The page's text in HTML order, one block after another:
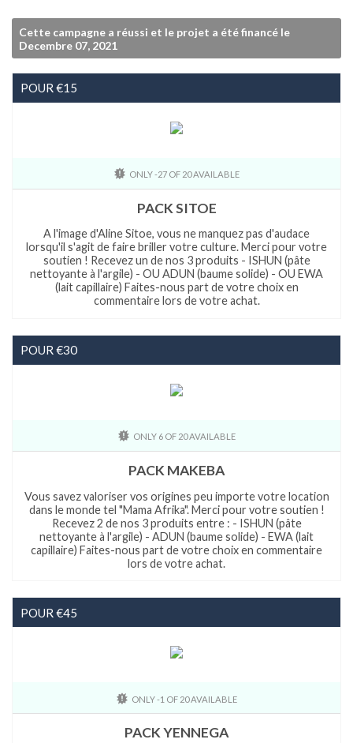
Cette campagne a réussi et le projet a été financé le
Decembre 07, 2021
POUR €15
ONLY -27 OF 20 AVAILABLE
PACK SITOE
A l'image d'Aline Sitoe, vous ne manquez pas d'audace
lorsqu'il s'agit de faire briller votre culture. Merci pour votre
soutien ! Recevez un de nos 3 produits - ISHUN (pâte
nettoyante à l'argile) - OU ADUN (baume solide) - OU EWA
(lait capillaire) Faites-nous part de votre choix en
commentaire lors de votre achat.
POUR €30
ONLY 6 OF 20 AVAILABLE
PACK MAKEBA
Vous savez valoriser vos origines peu importe votre location
dans le monde tel "Mama Afrika". Merci pour votre soutien !
Recevez 2 de nos 3 produits entre : - ISHUN (pâte
nettoyante à l'argile) - ADUN (baume solide) - EWA (lait
capillaire) Faites-nous part de votre choix en commentaire
lors de votre achat.
POUR €45
ONLY -1 OF 20 AVAILABLE
PACK YENNEGA